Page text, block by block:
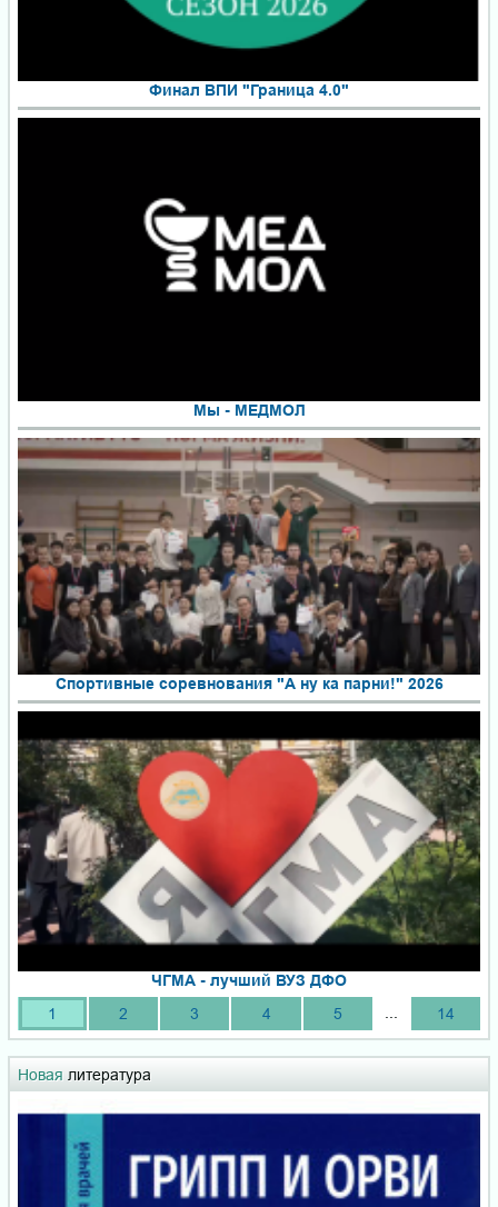
Финал ВПИ "Граница 4.0"
Мы - МЕДМОЛ
Спортивные соревнования "А ну ка парни!" 2026
ЧГМА - лучший ВУЗ ДФО
1
2 3 4 5 14
Новая литература